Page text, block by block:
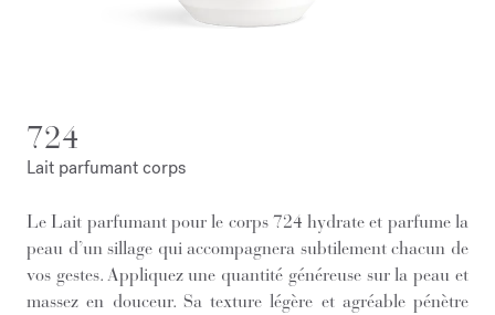
724
Lait parfumant corps
Le Lait parfumant pour le corps 724 hydrate et parfume la
peau d’un sillage qui accompagnera subtilement chacun de
vos gestes. Appliquez une quantité généreuse sur la peau et
massez en douceur. Sa texture légère et agréable pénètre